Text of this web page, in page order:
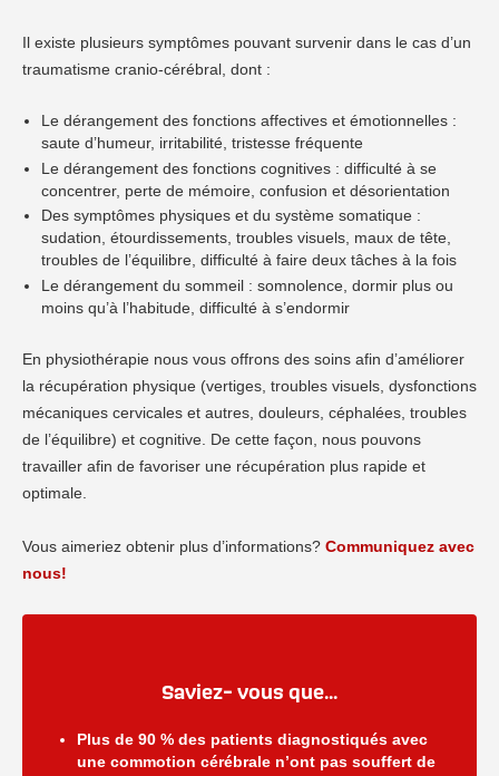
Il existe plusieurs symptômes pouvant survenir dans le cas d’un
traumatisme cranio-cérébral, dont :
Le dérangement des fonctions affectives et émotionnelles :
saute d’humeur, irritabilité, tristesse fréquente
Le dérangement des fonctions cognitives : difficulté à se
concentrer, perte de mémoire, confusion et désorientation
Des symptômes physiques et du système somatique :
sudation, étourdissements, troubles visuels, maux de tête,
troubles de l’équilibre, difficulté à faire deux tâches à la fois
Le dérangement du sommeil : somnolence, dormir plus ou
moins qu’à l’habitude, difficulté à s’endormir
En physiothérapie nous vous offrons des soins afin d’améliorer
la récupération physique (vertiges, troubles visuels, dysfonctions
mécaniques cervicales et autres, douleurs, céphalées, troubles
de l’équilibre) et cognitive. De cette façon, nous pouvons
travailler afin de favoriser une récupération plus rapide et
optimale.
Vous aimeriez obtenir plus d’informations? Communiquez avec
nous!
Saviez- vous que...
Plus de 90 % des patients diagnostiqués avec
une commotion cérébrale n’ont pas souffert de